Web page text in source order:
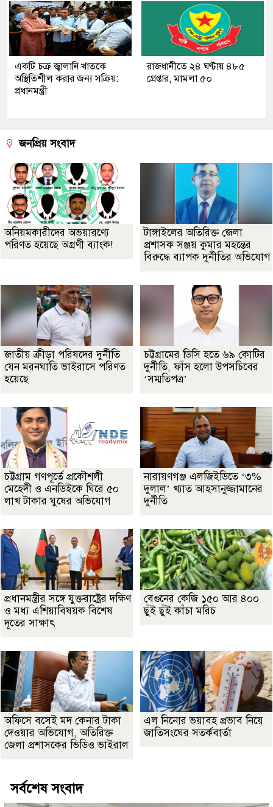
একটি চক্র জ্বালানি খাতকে
অস্থিতিশীল করার জন্য সক্রিয়:
প্রধানমন্ত্রী
রাজধানীতে ২৪ ঘণ্টায় ৪৮৫
গ্রেপ্তার, মামলা ৫০
জনপ্রিয় সংবাদ
অনিয়মকারীদের অভয়ারণ্যে
পরিণত হয়েছে অগ্রণী ব্যাংক!
টাঙ্গাইলের অতিরিক্ত জেলা
প্রশাসক সঞ্জয় কুমার মহন্তের
বিরুদ্ধে ব্যাপক দুর্নীতির অভিযোগ
জাতীয় ক্রীড়া পরিষদের দুর্নীতি
যেন মরনঘাতি ভাইরাসে পরিণত
হয়েছে
চট্টগ্রামের ডিসি হতে ৬৯ কোটির
দুর্নীতি, ফাঁস হলো উপসচিবের
‘সম্মতিপত্র’
চট্টগ্রাম গণপূর্তে প্রকৌশলী
মেহেদী ও এনডিইকে ঘিরে ৫০
লাখ টাকার ঘুষের অভিযোগ
নারায়ণগঞ্জ এলজিইডিতে ‘৩%
দুলাল’ খ্যাত আহসানুজ্জামানের
দুর্নীতি
প্রধানমন্ত্রীর সঙ্গে যুক্তরাষ্ট্রের দক্ষিণ
ও মধ্য এশিয়াবিষয়ক বিশেষ
দূতের সাক্ষাৎ
বেগুনের কেজি ১৫০ আর ৪০০
ছুঁই ছুঁই কাঁচা মরিচ
অফিসে বসেই মদ কেনার টাকা
দেওয়ার অভিযোগ, অতিরিক্ত
জেলা প্রশাসকের ভিডিও ভাইরাল
এল নিনোর ভয়াবহ প্রভাব নিয়ে
জাতিসংঘের সতর্কবার্তা
সর্বশেষ সংবাদ